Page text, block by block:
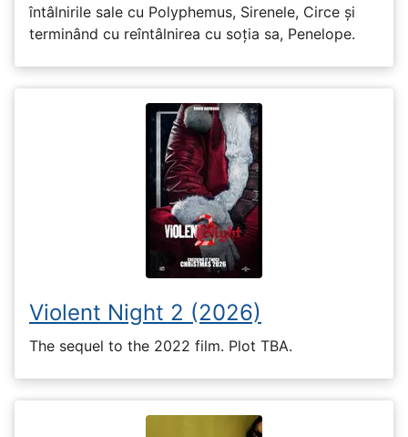
întâlnirile sale cu Polyphemus, Sirenele, Circe și
terminând cu reîntâlnirea cu soția sa, Penelope.
Violent Night 2 (2026)
The sequel to the 2022 film. Plot TBA.